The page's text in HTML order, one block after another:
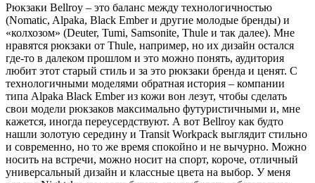
Рюкзаки Bellroy – это баланс между технологичностью
(Nomatic, Alpaka, Black Ember и другие молодые бренды) и
«колхозом» (Deuter, Tumi, Samsonite, Thule и так далее). Мне
нравятся рюкзаки от Thule, например, но их дизайн остался
где-то в далеком прошлом и это можно понять, аудитория
любит этот старый стиль и за это рюкзаки бренда и ценят. С
технологичными моделями обратная история – компании
типа Alpaka Black Ember из кожи вон лезут, чтобы сделать
свои модели рюкзаков максимально футуристичными и, мне
кажется, иногда переусердствуют. А вот Bellroy как будто
нашли золотую середину и Transit Workpack выглядит стильно
и современно, но то же время спокойно и не вычурно. Можно
носить на встречи, можно носит на спорт, короче, отличный
универсальный дизайн и классные цвета на выбор. У меня